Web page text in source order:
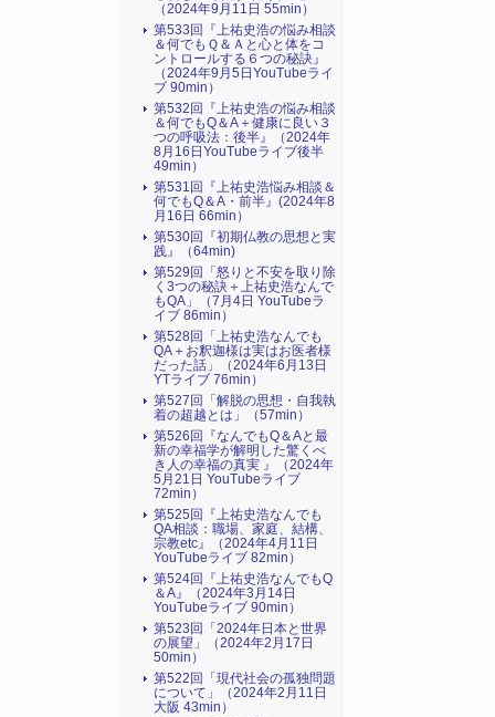
（2024年9月11日 55min）
第533回『上祐史浩の悩み相談
＆何でもＱ＆Ａと心と体をコ
ントロールする６つの秘訣』
（2024年9月5日YouTubeライ
ブ 90min）
第532回『上祐史浩の悩み相談
＆何でもQ＆A＋健康に良い３
つの呼吸法：後半』（2024年
8月16日YouTubeライブ後半
49min）
第531回『上祐史浩悩み相談＆
何でもQ＆A・前半』(2024年8
月16日 66min）
第530回『初期仏教の思想と実
践』（64min)
第529回「怒りと不安を取り除
く3つの秘訣＋上祐史浩なんで
もQA」（7月4日 YouTubeラ
イブ 86min）
第528回「上祐史浩なんでも
QA＋お釈迦様は実はお医者様
だった話」（2024年6月13日
YTライブ 76min）
第527回「解脱の思想・自我執
着の超越とは」（57min）
第526回『なんでもQ＆Aと最
新の幸福学が解明した驚くべ
き人の幸福の真実 』（2024年
5月21日 YouTubeライブ
72min）
第525回『上祐史浩なんでも
QA相談：職場、家庭、結構、
宗教etc』（2024年4月11日
YouTubeライブ 82min）
第524回『上祐史浩なんでもQ
＆A』（2024年3月14日
YouTubeライブ 90min）
第523回「2024年日本と世界
の展望」（2024年2月17日
50min）
第522回「現代社会の孤独問題
について」（2024年2月11日
大阪 43min）